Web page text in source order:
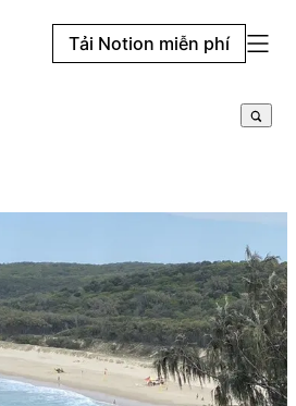
Tải Notion miễn phí